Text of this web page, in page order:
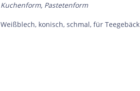
Kuchenform, Pastetenform
Weißblech, konisch, schmal, für Teegebäck